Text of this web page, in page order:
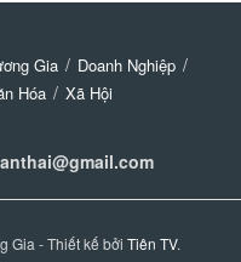
Gia
Doanh Nghiệp
Hóa Xã Hội
Gia - Thiết kế bởi Tiên TV.